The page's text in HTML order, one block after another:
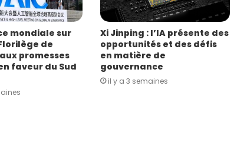
mondiale sur
de
promesses
faveur du Sud
Xi Jinping : l’IA présente des
opportunités et des défis
en matière de
gouvernance
il y a 3 semaines